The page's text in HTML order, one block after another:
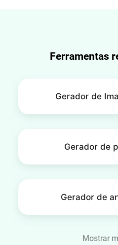
Ferramentas
Gerador de
Gerador de
Gerador de
Mostrar